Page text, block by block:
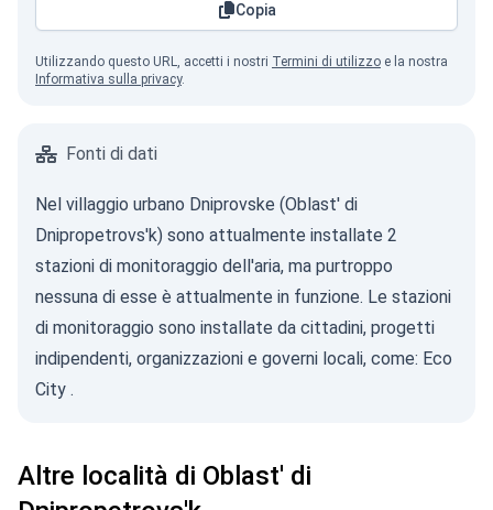
Copia
Utilizzando questo URL, accetti i nostri Termini di utilizzo e la nostra
Informativa sulla privacy.
Fonti di dati
Nel villaggio urbano Dniprovske (Oblast' di
Dnipropetrovs'k) sono attualmente installate 2
stazioni di monitoraggio dell'aria, ma purtroppo
nessuna di esse è attualmente in funzione. Le stazioni
di monitoraggio sono installate da cittadini, progetti
indipendenti, organizzazioni e governi locali, come: Eco
City .
Altre località di Oblast' di